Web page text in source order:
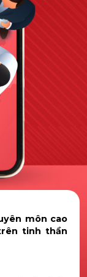
môn cao
tinh thần